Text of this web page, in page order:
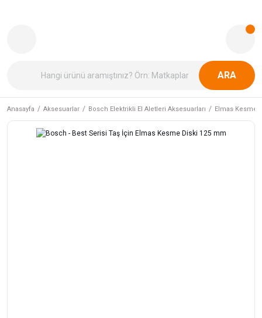
ARA
Anasayfa Aksesuarlar Bosch Elektrikli El Aletleri Aksesuarları Elmas Kesme